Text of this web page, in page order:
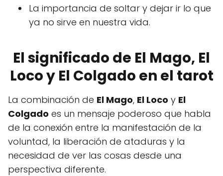
La importancia de soltar y dejar ir lo que
ya no sirve en nuestra vida.
El significado de El Mago, El
Loco y El Colgado en el tarot
La combinación de El Mago, El Loco y El
Colgado es un mensaje poderoso que habla
de la conexión entre la manifestación de la
voluntad, la liberación de ataduras y la
necesidad de ver las cosas desde una
perspectiva diferente.